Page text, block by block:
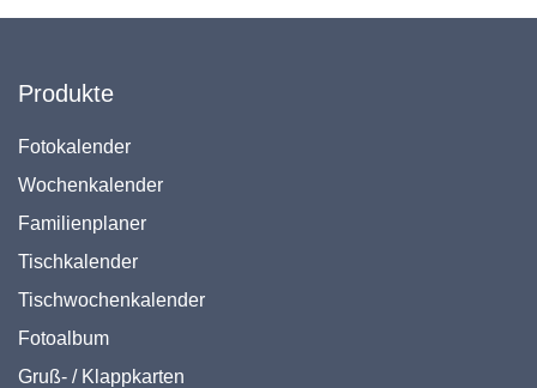
Produkte
Fotokalender
Wochenkalender
Familienplaner
Tischkalender
Tischwochenkalender
Fotoalbum
Gruß- / Klappkarten